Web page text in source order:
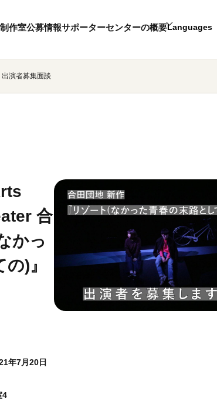
制作室公募情報サポーターセンターの概要
8 ご利用案内
お問い合わせ
閲覧支援
サイトポリシー&プライバシーポリシー
オフィシャルSNS
演者募集面談
合
かっ
)』
年7月20日
4